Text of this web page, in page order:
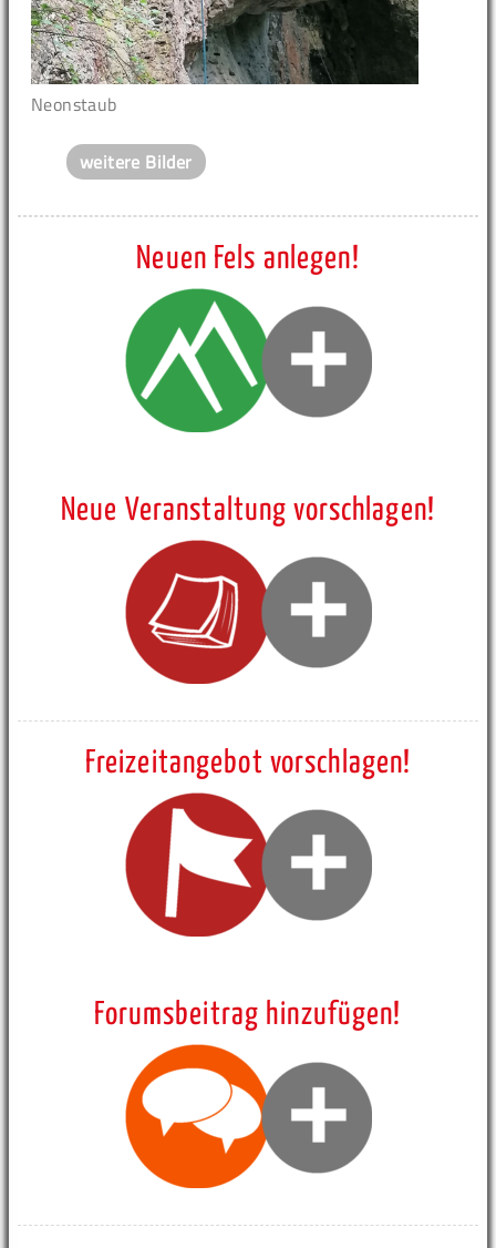
Neonstaub
weitere Bilder
Neuen Fels anlegen!
Neue Veranstaltung vorschlagen!
Freizeitangebot vorschlagen!
Forumsbeitrag hinzufügen!